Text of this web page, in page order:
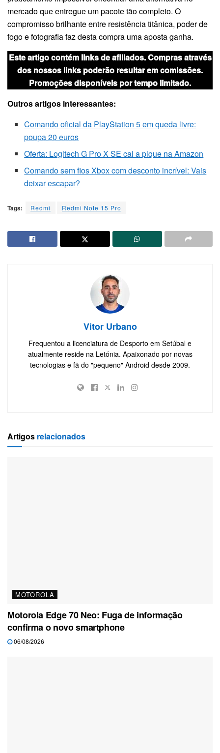
mercado que entregue um pacote tão completo. O
compromisso brilhante entre resistência titânica, poder de
fogo e fotografia faz desta compra uma aposta ganha.
Este artigo contém links de afiliados. Compras através
dos nossos links poderão resultar em comissões.
Promoções disponíveis por tempo limitado.
Outros artigos interessantes:
Comando oficial da PlayStation 5 em queda livre:
poupa 20 euros
Oferta: Logitech G Pro X SE cai a pique na Amazon
Comando sem fios Xbox com desconto incrível: Vais
deixar escapar?
Tags: Redmi Redmi Note 15 Pro
Vitor Urbano
Frequentou a licenciatura de Desporto em Setúbal e
atualmente reside na Letónia. Apaixonado por novas
tecnologias e fã do "pequeno" Android desde 2009.
Artigos relacionados
MOTOROLA
Motorola Edge 70 Neo: Fuga de informação
confirma o novo smartphone
06/08/2026